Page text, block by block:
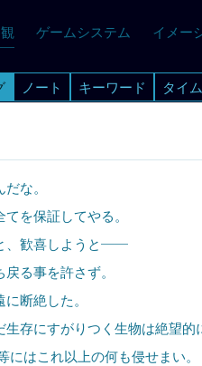
ゲームシステム イメー
ノート キーワード タイ
な。
を保証してやる。
、歓喜しようと――
る事を許さず。
断絶した。
存にすがりつく生物は絶望的
はこれ以上の何も侵せまい。